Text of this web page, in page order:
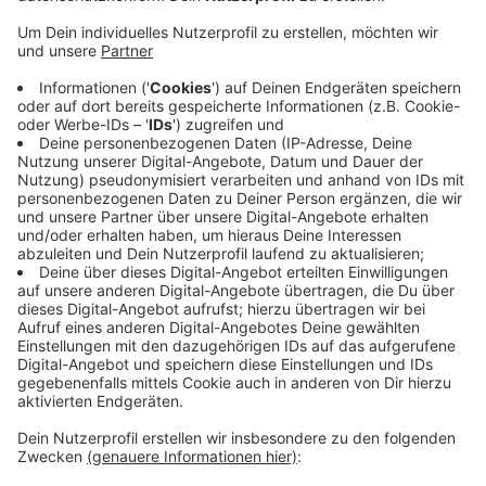
der Stadtverwaltung: Wer aufgrund seiner
dienstlichen Position angegriffen wird, darf sich
auf Kosten der Steuerzahler wehren.
Stadtkämmerer Johannes Slawig hatte den Ex-
Dezernenten und unabhängigen OB-Kandidaten
Panagiotis Paschalis wegen Verleumdung
verklagt. Und laut Urteil hatte Paschalis zu
unrecht behauptet, die Staatsanwaltschaft würde
im sogenannten ASS-Skandal gegen Slawig
ermitteln.
Veröffentlicht:Montag, 31.08.2020 18:03
Anzeige